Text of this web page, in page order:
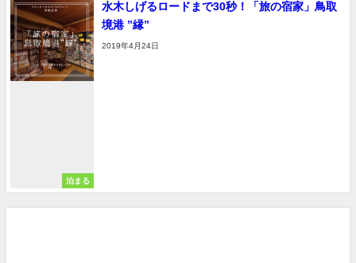
泊まる
水木しげるロードまで30秒！「旅の宿家」鳥取
境港 ”縁”
2019年4月24日